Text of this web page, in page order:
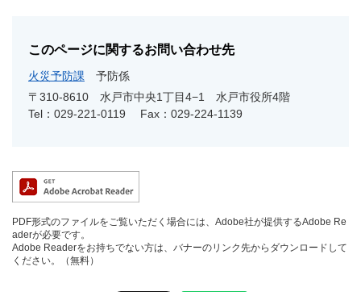
このページに関するお問い合わせ先
火災予防課
予防係
〒310-8610
水戸市中央1丁目4−1 水戸市役所4階
Tel：029-221-0119
Fax：029-224-1139
PDF形式のファイルをご覧いただく場合には、Adobe社が提供するAdobe Re
aderが必要です。
Adobe Readerをお持ちでない方は、バナーのリンク先からダウンロードして
ください。（無料）